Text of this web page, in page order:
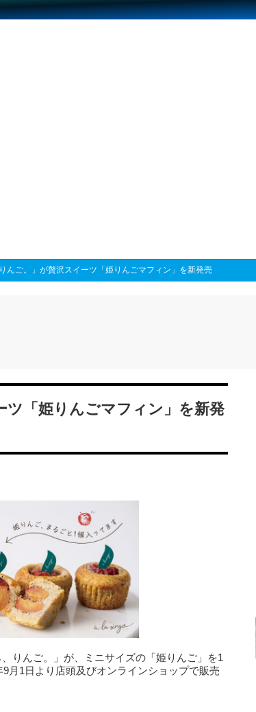
りんご。」が贅沢スイーツ「姫りんごマフィン」を新発売
ツ「姫りんごマフィン」を新発
りんご。」が、ミニサイズの「姫りんご」を1
月1日より店頭及びオンラインショップで販売